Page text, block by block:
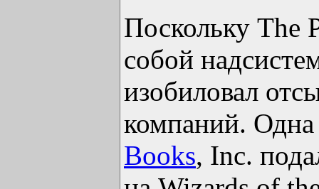
Поскольку The
собой
изобиловал
компаний.
Books, Inc.